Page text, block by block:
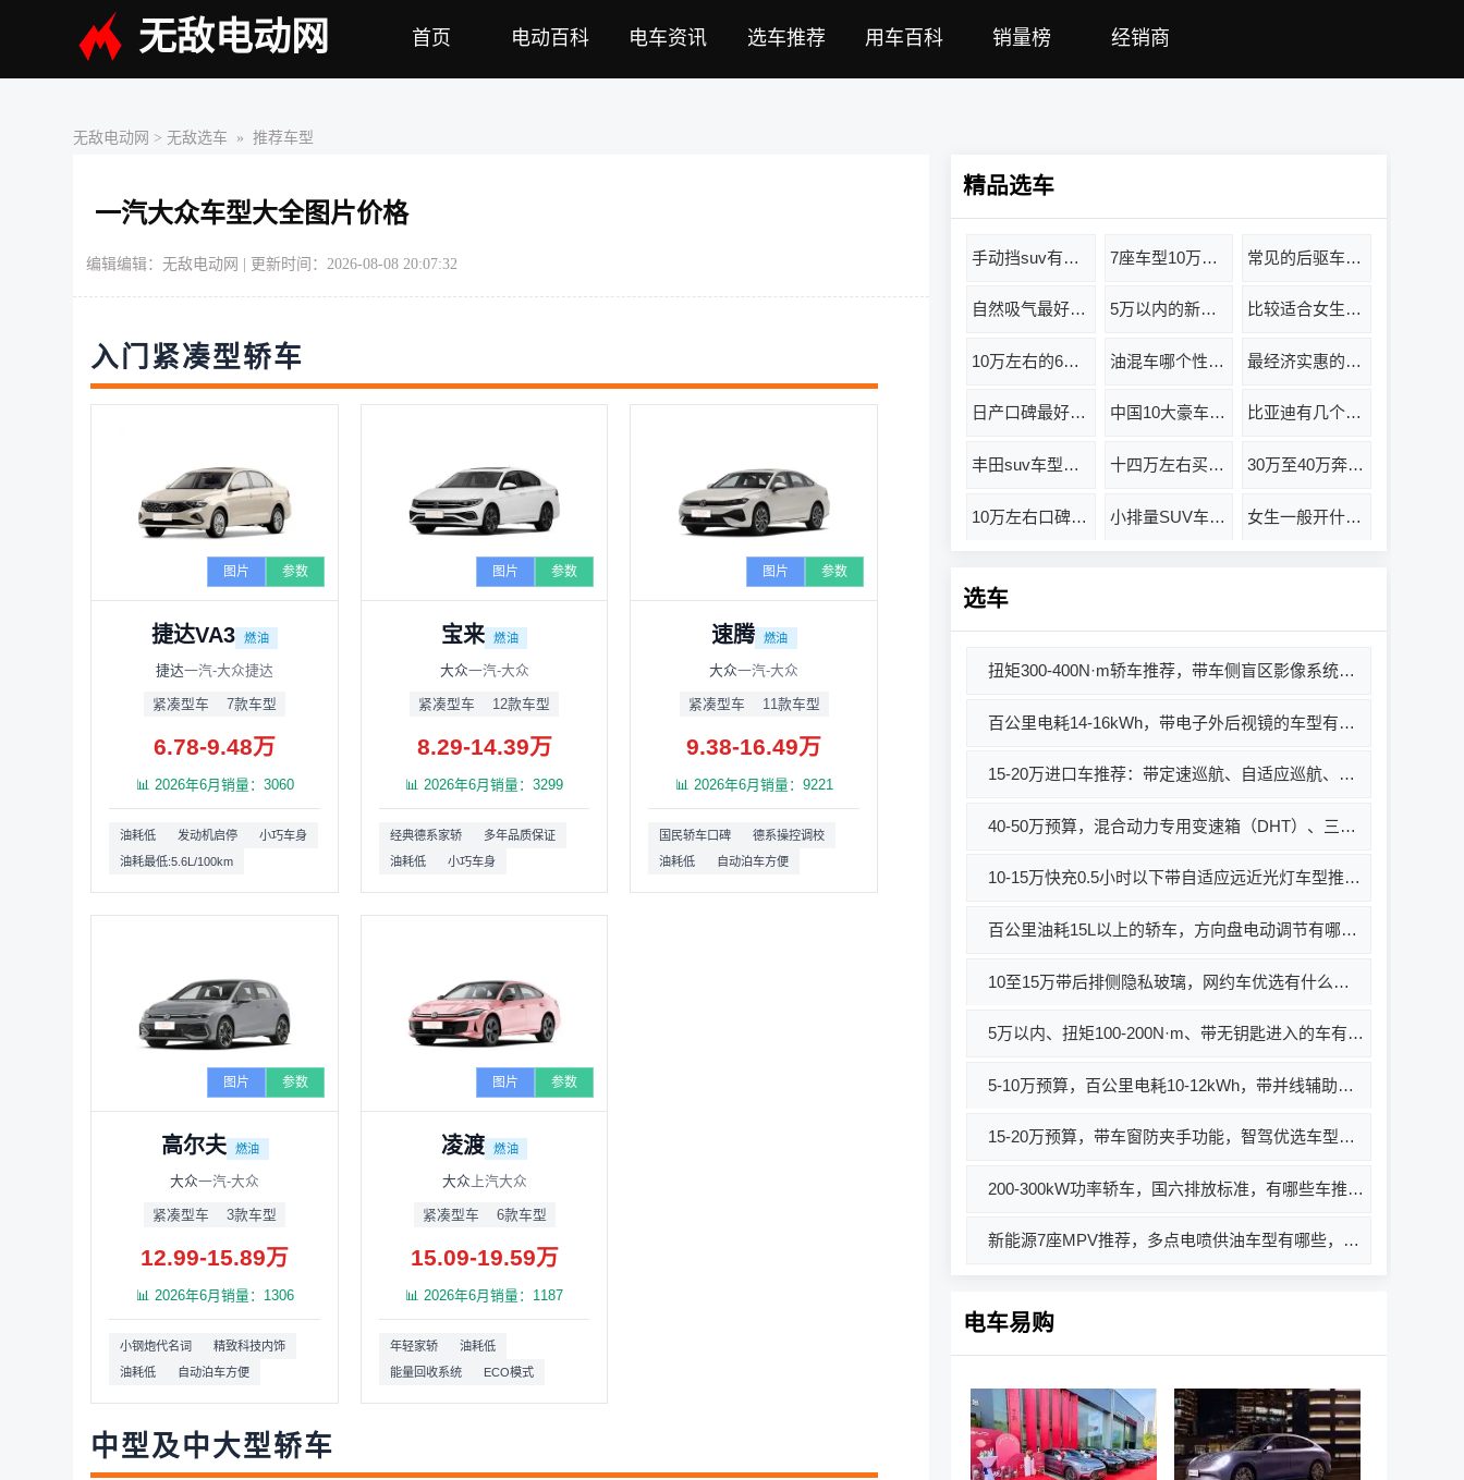
无敌电动网 首页 电动百科 电车资讯 选车推荐 用车百科 销量榜 经销商
无敌电动网 >无敌选车 » 推荐车型
一汽大众车型大全图片价格
编辑编辑：无敌电动网 | 更新时间：2026-08-08 20:07:32
入门紧凑型轿车
图片 参数
捷达VA3 燃油
捷达一汽-大众捷达
紧凑型车 7款车型
6.78-9.48万
📊 2026年6月销量：3060
油耗低 发动机启停
小巧车身
油耗最低:5.6L/100km
图片 参数
宝来 燃油
大众一汽-大众
紧凑型车 12款车型
8.29-14.39万
📊 2026年6月销量：3299
经典德系家轿
多年品质保证
油耗低
小巧车身
图片 参数
速腾 燃油
大众一汽-大众
紧凑型车 11款车型
9.38-16.49万
📊 2026年6月销量：9221
国民轿车口碑
德系操控调校
油耗低
自动泊车方便
图片 参数
高尔夫 燃油
大众一汽-大众
紧凑型车 3款车型
12.99-15.89万
📊 2026年6月销量：1306
小钢炮代名词
精致科技内饰
油耗低
自动泊车方便
图片 参数
凌渡 燃油
大众 上汽大众
紧凑型车 6款车型
15.09-19.59万
📊 2026年6月销量：1187
年轻家轿
油耗低
能量回收系统
ECO模式
中型及中大型轿车
精品选车
手动挡suv有哪些 7座车型10万左右推荐 常见的后驱车有哪些
自然吸气最好的三款车 5万以内的新能源汽车推荐 比较适合女生的五六万的车有哪几款
10万左右的6座车排行榜 油混车哪个性价比最高 最经济实惠的家用车SUV有哪些
日产口碑最好的三款车 中国10大豪车排名 比亚迪有几个系列
丰田suv车型报价及图片 十四万左右买什么车最好 30万至40万奔驰suv
10万左右口碑最好的车省油 小排量SUV车型推荐哪款好 女生一般开什么车比较好
选车
扭矩300-400N·m轿车推荐，带车侧盲区影像系统有哪些车？买哪款好？价格多少？
百公里电耗14-16kWh，带电子外后视镜的车型有哪些？哪款值得买？
15-20万进口车推荐：带定速巡航、自适应巡航、全速自适应巡航的车型有哪些？选哪款好？
40-50万预算，混合动力专用变速箱（DHT）、三离合、干式/湿式双离合、AT、手自一体、AMT、固定齿比、E-CVT变速箱车型有哪些？哪款车好？推荐什么车？
10-15万快充0.5小时以下带自适应远近光灯车型推荐，买哪款好？
百公里油耗15L以上的轿车，方向盘电动调节有哪些车推荐？选哪款好？价格多少？
10至15万带后排侧隐私玻璃，网约车优选有什么车推荐？
5万以内、扭矩100-200N·m、带无钥匙进入的车有哪些？哪款值得买？
5-10万预算，百公里电耗10-12kWh，带并线辅助的电动车有什么推荐？
15-20万预算，带车窗防夹手功能，智驾优选车型推荐
200-300kW功率轿车，国六排放标准，有哪些车推荐？买哪款好？价格多少？
新能源7座MPV推荐，多点电喷供油车型有哪些，选哪款好，价格多少
电车易购